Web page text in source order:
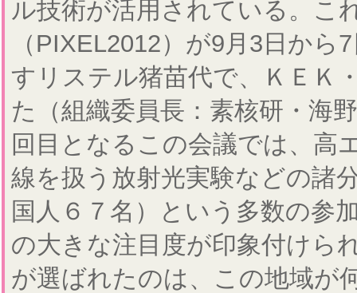
ル技術が活用されている。こ
（PIXEL2012）が9月3日か
すリステル猪苗代で、ＫＥＫ
た（組織委員長：素核研・海
回目となるこの会議では、高
線を扱う放射光実験などの諸
国人６７名）という多数の参
の大きな注目度が印象付けら
が選ばれたのは、この地域が